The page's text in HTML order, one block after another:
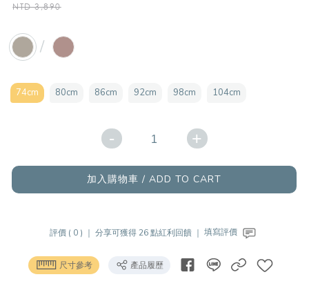
NTD3,890
/
74cm 80cm 86cm 92cm 98cm 104cm
- +
加入購物車 / ADD TO CART
評價 ( 0 ) ｜分享可獲得 26 點紅利回饋 ｜填寫評價
尺寸參考 產品履歷